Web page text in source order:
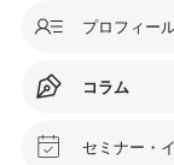
プロフィー
コラム
セミナー・